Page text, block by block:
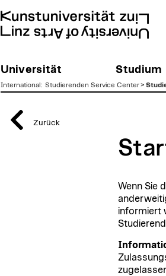
Universität Studium
International: Studierenden Service Center>
Zurück
Wenn Sie
informiert